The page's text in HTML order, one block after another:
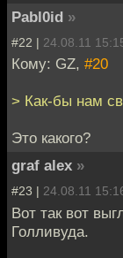
Pabl0id »
#22 | 24.08.11
Кому: GZ, #20
> Как-бы нам
Это какого?
graf alex »
#23 | 24.08.11
Вот так вот
Голливуда.